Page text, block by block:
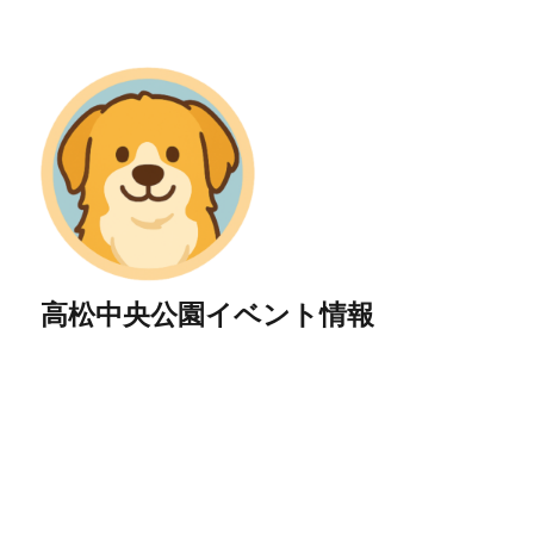
高松中央公園イベント情報